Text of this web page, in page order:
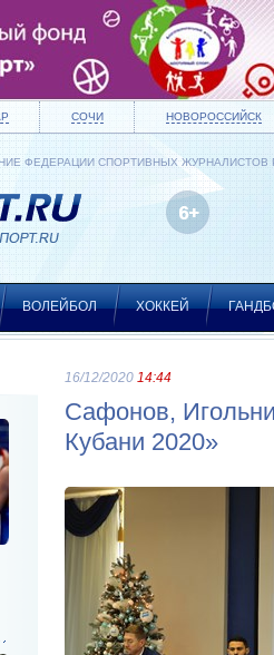
СОЧИ НОВОРОССИЙСК
ФЕДЕРАЦИИ СПОРТИВНЫХ ЖУРНАЛИСТОВ
ВОЛЕЙБОЛ ХОККЕЙ
16/12/2020 14:44
Сафонов,
Кубани 2020»